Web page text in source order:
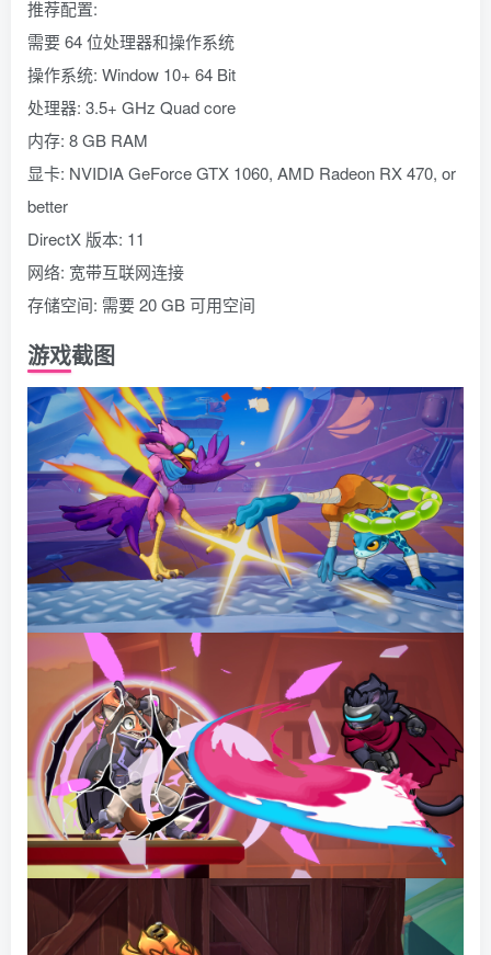
推荐配置:
需要 64 位处理器和操作系统
操作系统: Window 10+ 64 Bit
处理器: 3.5+ GHz Quad core
内存: 8 GB RAM
显卡: NVIDIA GeForce GTX 1060, AMD Radeon RX 470, or
better
DirectX 版本: 11
网络: 宽带互联网连接
存储空间: 需要 20 GB 可用空间
游戏截图